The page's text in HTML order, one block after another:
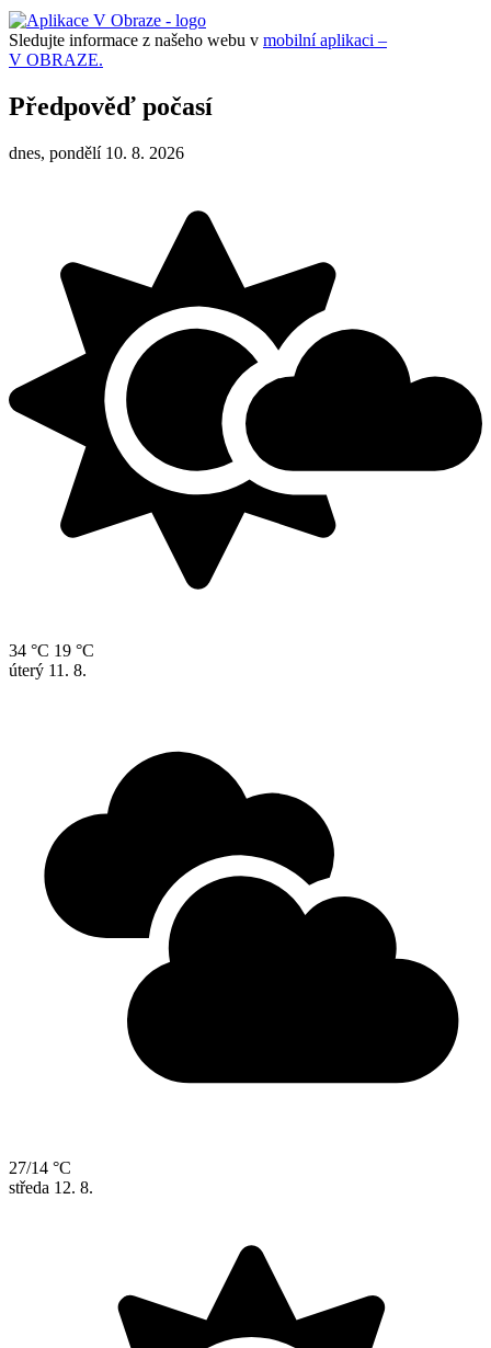
Sledujte informace z našeho webu v mobilní aplikaci –
V OBRAZE.
Předpověď počasí
dnes, pondělí 10. 8. 2026
34 °C 19 °C
úterý 11. 8.
27/14 °C
středa 12. 8.